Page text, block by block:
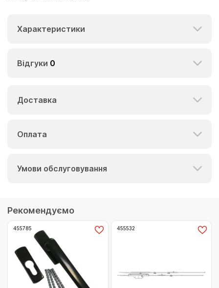
Характеристики
Відгуки 0
Доставка
Оплата
Умови обслуговування
Рекомендуємо
455785 455532